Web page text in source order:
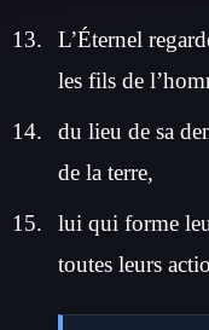
L’Éternel
les fils de
du lieu de sa
de la terre,
lui qui forme
toutes leurs